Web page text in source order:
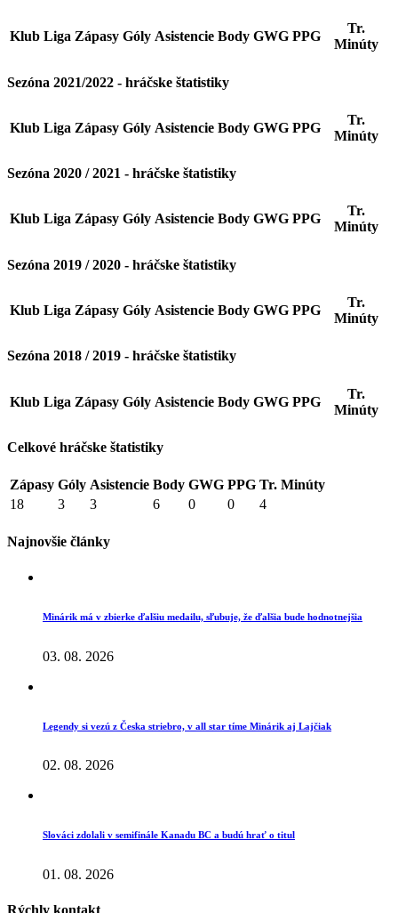
Klub Liga Zápasy Góly Asistencie Body GWG PPG
Tr.
Minúty
Sezóna 2021/2022 - hráčske štatistiky
Klub Liga Zápasy Góly Asistencie Body GWG PPG
Tr.
Minúty
Sezóna 2020 / 2021 - hráčske štatistiky
Klub Liga Zápasy Góly Asistencie Body GWG PPG
Tr.
Minúty
Sezóna 2019 / 2020 - hráčske štatistiky
Klub Liga Zápasy Góly Asistencie Body GWG PPG
Tr.
Minúty
Sezóna 2018 / 2019 - hráčske štatistiky
Klub Liga Zápasy Góly Asistencie Body GWG PPG
Tr.
Minúty
Celkové hráčske štatistiky
Zápasy Góly Asistencie Body GWG PPG Tr. Minúty
18
3 3 6 0 0 4
Najnovšie články
Minárik má v zbierke ďalšiu medailu, sľubuje, že ďalšia bude hodnotnejšia
03. 08. 2026
Legendy si vezú z Česka striebro, v all star tíme Minárik aj Lajčiak
02. 08. 2026
Slováci zdolali v semifinále Kanadu BC a budú hrať o titul
01. 08. 2026
Rýchly kontakt